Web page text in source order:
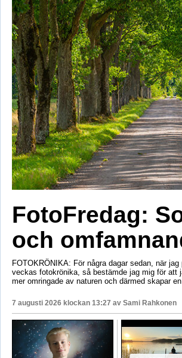
FotoFredag:
och
FOTOKRÖNIKA: För några dagar sedan, när
veckas fotokrönika, så bestämde jag mig för att
mer omringade av naturen och därmed skapar
7 augusti 2026 klockan 13:27 av Sami Rahkonen